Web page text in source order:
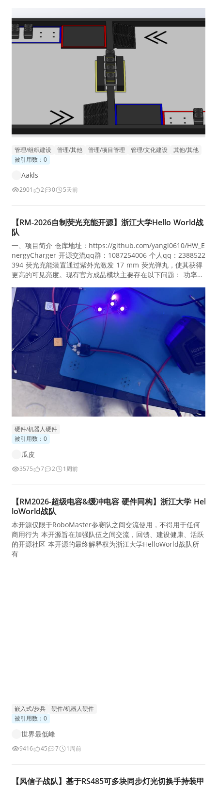
管理/组织建设 管理/其他 管理/项目管理 管理/文化建设
其他/其他
被引用数：0
Aakls
2901 2 0 5天前
【RM-2026自制荧光充能开源】浙江大学Hello World战
队
一、项目简介 仓库地址：https://github.com/yangl0610/HW_E
nergyCharger 开源交流qq群：1087254006 个人qq：2388522
394 荧光充能装置通过紫外光激发 17 mm 荧光弹丸，使其获得
更高的可见亮度。现有官方成品模块主要存在以下问题： 功率较
上灯板才能通过检录。 安装不便。 模块需要悬挂在弹路上，对
机械结构设计和装配造成一定限制。 成本较高。 官方成品模块
的整体使用成本较高。 2026 赛季，在顾组长的指导和机械组的
协作下，我们通过多轮实验，研发出一套高性价比、稳定且便于
安装的自制荧光充能装置。单套装置的复刻成本可控制在 40 元
以内，实际效果如下：<
硬件/机器人硬件
被引用数：0
瓜皮
3575 7 2 1周前
【RM2026-超级电容&缓冲电容 硬件同构】浙江大学 Hel
loWorld战队
本开源仅限于RoboMaster参赛队之间交流使用，不得用于任何
商用行为 本开源旨在加强队伍之间交流，回馈、建设健康、活跃
的开源社区 本开源的最终解释权为浙江大学HelloWorld战队所
有
嵌入式/步兵
硬件/机器人硬件
被引用数：0
世界最低峰
9416 45 7 1周前
【风信子战队】基于RS485可多块同步灯光切换手持装甲